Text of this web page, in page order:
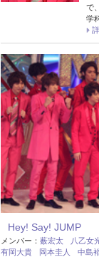
で
学
Hey! Say! JUMP
メンバー： 薮宏太 八乙女
有岡大貴
岡本圭人 中島